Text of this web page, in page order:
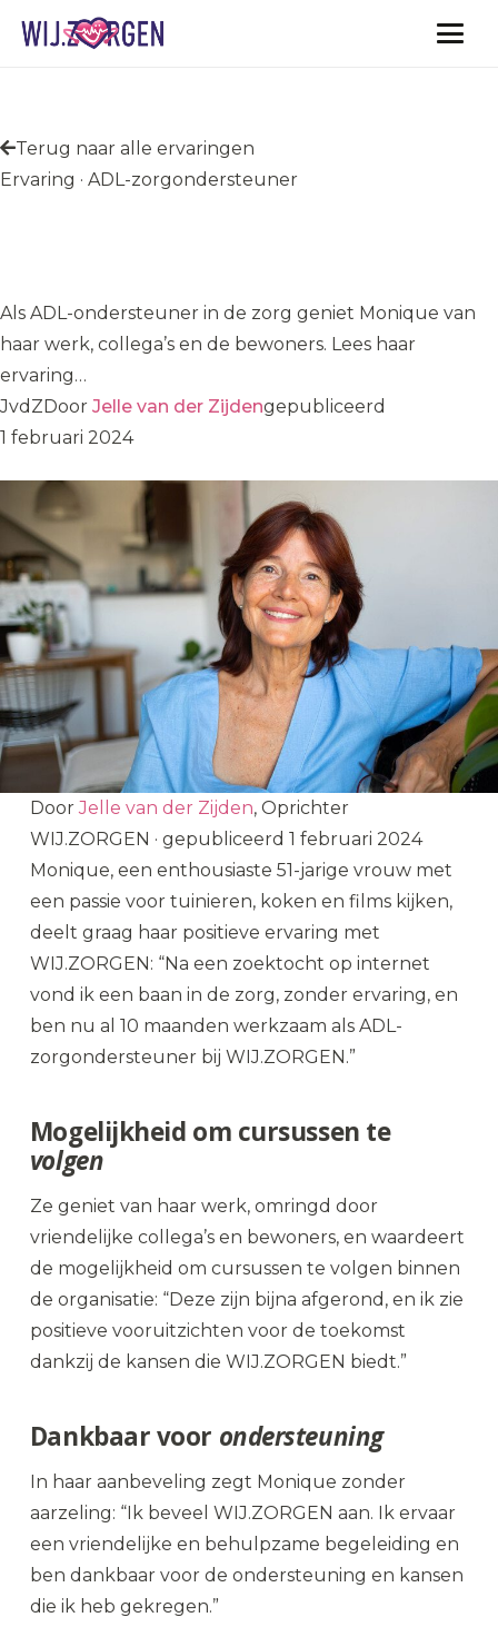
Terug naar alle ervaringen
Ervaring · ADL-zorgondersteuner
Als ADL-ondersteuner in de zorg geniet Monique van
haar werk, collega’s en de bewoners. Lees haar
ervaring…
JvdZDoor Jelle van der Zijdengepubliceerd
1 februari 2024
DoorJelle van der Zijden, Oprichter
WIJ.ZORGEN · gepubliceerd 1 februari 2024
Monique, een enthousiaste 51-jarige vrouw met
een passie voor tuinieren, koken en films kijken,
deelt graag haar positieve ervaring met
WIJ.ZORGEN: “Na een zoektocht op internet
vond ik een baan in de zorg, zonder ervaring, en
ben nu al 10 maanden werkzaam als ADL-
zorgondersteuner bij WIJ.ZORGEN.”
Mogelijkheid om cursussen te
volgen
Ze geniet van haar werk, omringd door
vriendelijke collega’s en bewoners, en waardeert
de mogelijkheid om cursussen te volgen binnen
de organisatie: “Deze zijn bijna afgerond, en ik zie
positieve vooruitzichten voor de toekomst
dankzij de kansen die WIJ.ZORGEN biedt.”
Dankbaar voor ondersteuning
In haar aanbeveling zegt Monique zonder
aarzeling: “Ik beveel WIJ.ZORGEN aan. Ik ervaar
een vriendelijke en behulpzame begeleiding en
ben dankbaar voor de ondersteuning en kansen
die ik heb gekregen.”